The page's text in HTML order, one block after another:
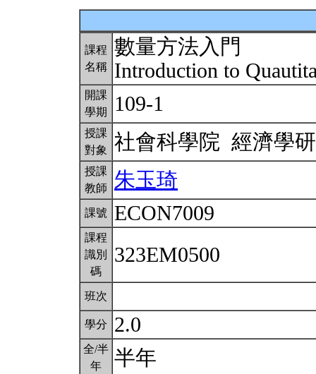
課程
名稱
數量方法入門
Introduction to
開課
學期
109-1
授課
對象
社會科學院 經濟學
授課
教師
朱玉琦
課號 ECON7009
課程
識別
碼
323EM0500
班次
學分 2.0
全/半
年
半年